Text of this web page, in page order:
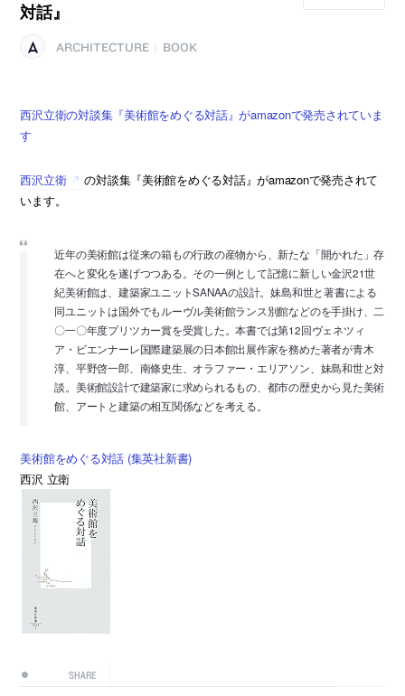
対話』
ARCHITECTURE BOOK
西沢立衛の対談集『美術館をめぐる対話』がamazonで発売されていま
す
西沢立衛
の対談集『美術館をめぐる対話』がamazonで発売されて
います。
近年の美術館は従来の箱もの行政の産物から、新たな「開かれた」存
在へと変化を遂げつつある。その一例として記憶に新しい金沢21世
紀美術館は、建築家ユニットSANAAの設計。妹島和世と著書による
同ユニットは国外でもルーヴル美術館ランス別館などのを手掛け、二
〇一〇年度プリツカー賞を受賞した。本書では第12回ヴェネツィ
ア・ビエンナーレ国際建築展の日本館出展作家を務めた著者が青木
淳、平野啓一郎、南條史生、オラファー・エリアソン、妹島和世と対
談。美術館設計で建築家に求められるもの、都市の歴史から見た美術
館、アートと建築の相互関係などを考える。
美術館をめぐる対話 (集英社新書)
西沢 立衛
SHARE